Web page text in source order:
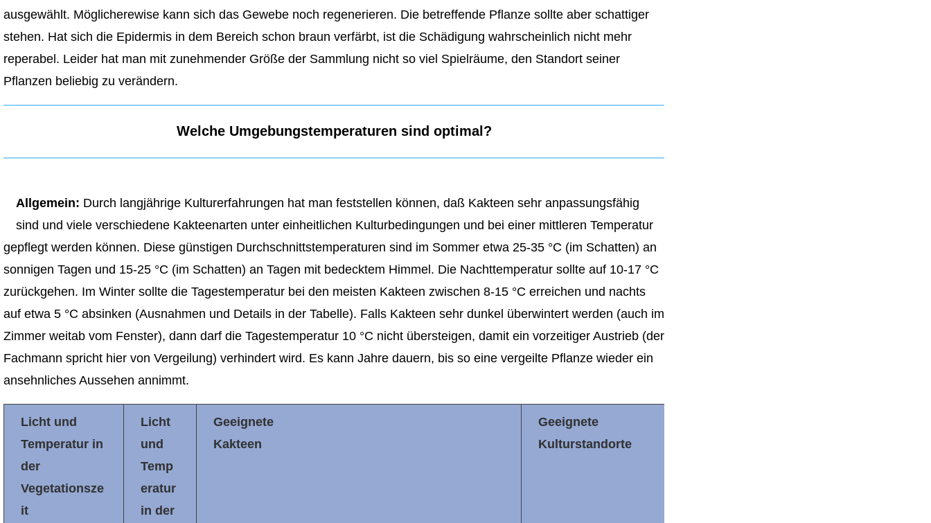
ausgewählt. Möglicherewise kann sich das Gewebe noch regenerieren. Die betreffende Pflanze sollte aber schattiger
stehen. Hat sich die Epidermis in dem Bereich schon braun verfärbt, ist die Schädigung wahrscheinlich nicht mehr
reperabel. Leider hat man mit zunehmender Größe der Sammlung nicht so viel Spielräume, den Standort seiner
Pflanzen beliebig zu verändern.
Welche Umgebungstemperaturen sind optimal?
Allgemein: Durch langjährige Kulturerfahrungen hat man feststellen können, daß Kakteen sehr anpassungsfähig
sind und viele verschiedene Kakteenarten unter einheitlichen Kulturbedingungen und bei einer mittleren Temperatur
gepflegt werden können. Diese günstigen Durchschnittstemperaturen sind im Sommer etwa 25-35 °C (im Schatten) an
sonnigen Tagen und 15-25 °C (im Schatten) an Tagen mit bedecktem Himmel. Die Nachttemperatur sollte auf 10-17 °C
zurückgehen. Im Winter sollte die Tagestemperatur bei den meisten Kakteen zwischen 8-15 °C erreichen und nachts
auf etwa 5 °C absinken (Ausnahmen und Details in der Tabelle). Falls Kakteen sehr dunkel überwintert werden (auch im
Zimmer weitab vom Fenster), dann darf die Tagestemperatur 10 °C nicht übersteigen, damit ein vorzeitiger Austrieb (der
Fachmann spricht hier von Vergeilung) verhindert wird. Es kann Jahre dauern, bis so eine vergeilte Pflanze wieder ein
ansehnliches Aussehen annimmt.
Licht und
Temperatur in
der
Vegetationsze
it
Licht
und
Temp
eratur
in der
Geeignete
Kakteen
Geeignete
Kulturstandorte